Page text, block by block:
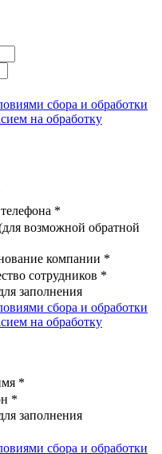
сбора и обработки
на обработку
*
возможной обратной
компании *
сотрудников *
заполнения
сбора и обработки
на обработку
*
*
заполнения
сбора и обработки